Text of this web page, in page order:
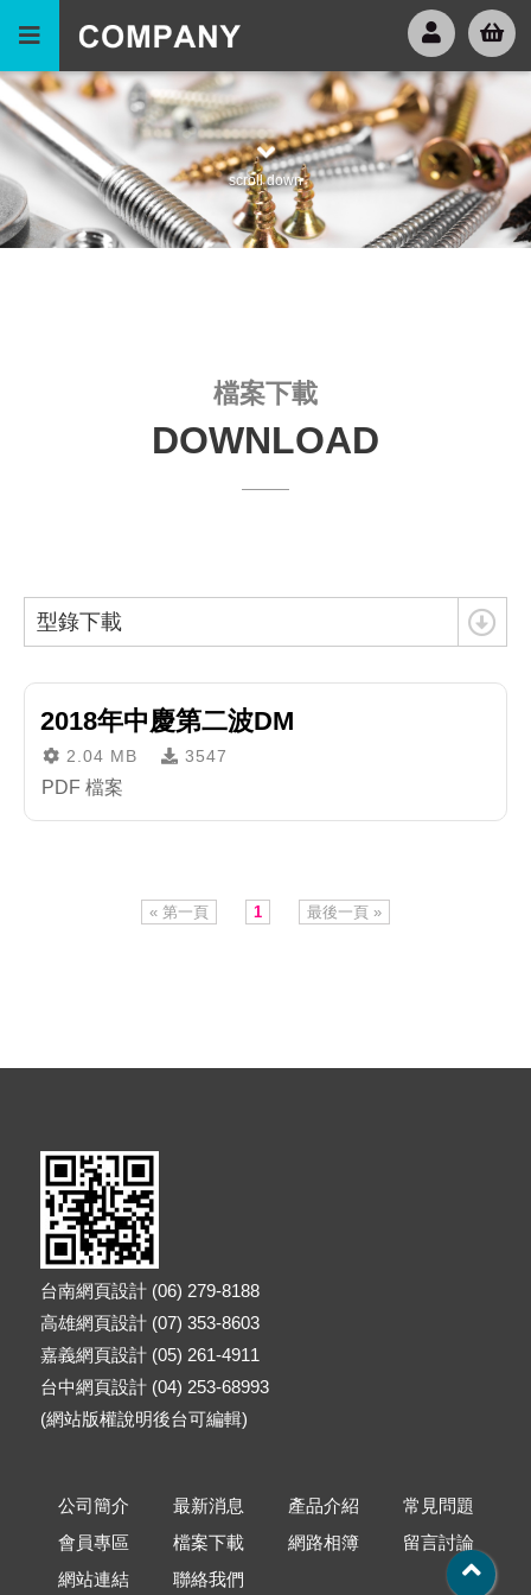
scroll down
檔案下載
DOWNLOAD
型錄下載
2018年中慶第二波DM
2.04 MB 3547
PDF 檔案
« 第一頁 1 最後一頁 »
台南網頁設計 (06) 279-8188
高雄網頁設計 (07) 353-8603
嘉義網頁設計 (05) 261-4911
台中網頁設計 (04) 253-68993
(網站版權說明後台可編輯)
公司簡介 最新消息 產品介紹
常見問題
會員專區
檔案下載 網路相簿
留言討論
網站連結
聯絡我們